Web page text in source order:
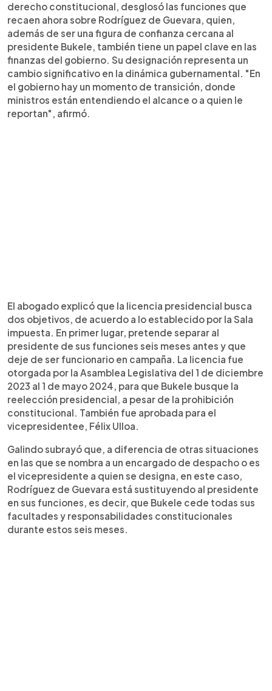
derecho constitucional, desglosó las funciones que
recaen ahora sobre Rodríguez de Guevara, quien,
además de ser una figura de confianza cercana al
presidente Bukele, también tiene un papel clave en las
finanzas del gobierno. Su designación representa un
cambio significativo en la dinámica gubernamental. "En
el gobierno hay un momento de transición, donde
ministros están entendiendo el alcance o a quien le
reportan", afirmó.
El abogado explicó que la licencia presidencial busca
dos objetivos, de acuerdo a lo establecido por la Sala
impuesta. En primer lugar, pretende separar al
presidente de sus funciones seis meses antes y que
deje de ser funcionario en campaña. La licencia fue
otorgada por la Asamblea Legislativa del 1 de diciembre
2023 al 1 de mayo 2024, para que Bukele busque la
reelección presidencial, a pesar de la prohibición
constitucional. También fue aprobada para el
vicepresidentee, Félix Ulloa.
Galindo subrayó que, a diferencia de otras situaciones
en las que se nombra a un encargado de despacho o es
el vicepresidente a quien se designa, en este caso,
Rodríguez de Guevara está sustituyendo al presidente
en sus funciones, es decir, que Bukele cede todas sus
facultades y responsabilidades constitucionales
durante estos seis meses.